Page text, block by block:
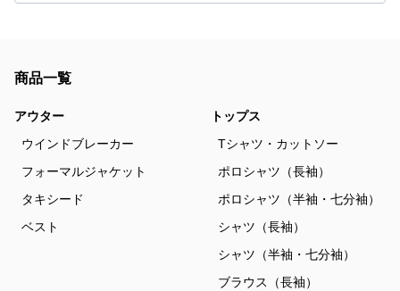
商品一覧
アウター
ウインドブレーカー
フォーマルジャケット
タキシード
ベスト
トップス
Tシャツ・カットソー
ポロシャツ（長袖）
ポロシャツ（半袖・七分袖）
シャツ（長袖）
シャツ（半袖・七分袖）
ブラウス（長袖）